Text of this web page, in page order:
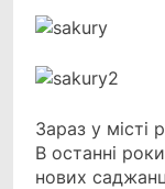
Зараз у місті
В останні
нових